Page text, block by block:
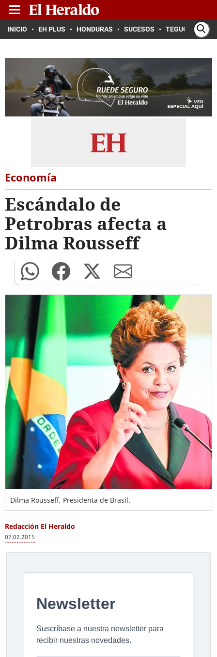
INICIO EH PLUS HONDURAS SUCESOS TEGUCIGALPA
Economía
Escándalo de
Petrobras afecta a
Dilma Rousseff
Dilma Rousseff, Presidenta de Brasil.
Redacción El Heraldo
07.02.2015